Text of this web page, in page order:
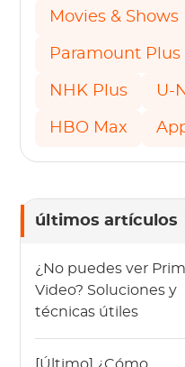
Movies & Shows
Paramount Plus
NHK Plus U-
HBO Max
últimos artículos
¿No puedes ver
Video? Soluciones y
técnicas útiles
[Último] ¿Cómo